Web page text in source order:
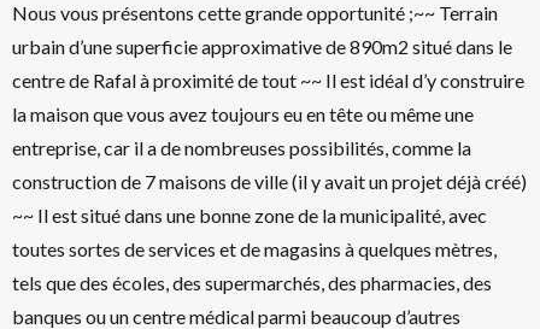
Nous vous présentons cette grande opportunité ;~~ Terrain
urbain d’une superficie approximative de 890m2 situé dans le
centre de Rafal à proximité de tout ~~ Il est idéal d’y construire
la maison que vous avez toujours eu en tête ou même une
entreprise, car il a de nombreuses possibilités, comme la
construction de 7 maisons de ville (il y avait un projet déjà créé)
~~ Il est situé dans une bonne zone de la municipalité, avec
toutes sortes de services et de magasins à quelques mètres,
tels que des écoles, des supermarchés, des pharmacies, des
banques ou un centre médical parmi beaucoup d’autres